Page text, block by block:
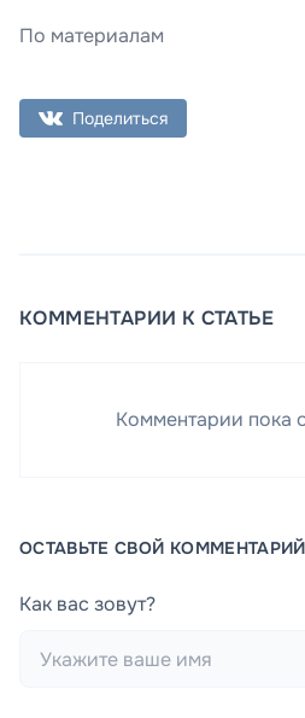
По материалам
Поделиться
КОММЕНТАРИИ К СТАТЬЕ
Комментарии пока
ОСТАВЬТЕ СВОЙ КОММЕНТАРИЙ
Как вас зовут?